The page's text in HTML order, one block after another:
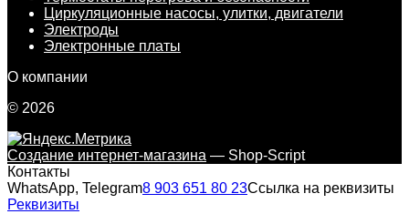
Циркуляционные насосы, улитки, двигатели
Электроды
Электронные платы
О компании
© 2026
Создание интернет-магазина — Shop-Script
Контакты
WhatsApp, Telegram8 903 651 80 23Ссылка на реквизиты
Реквизиты